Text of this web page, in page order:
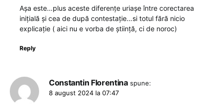
Așa este…plus aceste diferențe uriașe între corectarea
inițială și cea de după contestație…si totul fără nicio
explicație ( aici nu e vorba de știință, ci de noroc)
Reply
Constantin Florentina spune:
8 august 2024 la 07:47